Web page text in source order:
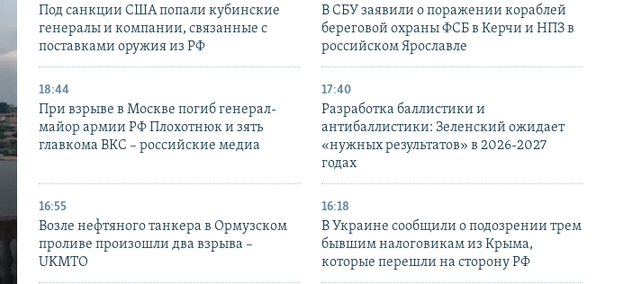
Под санкции США попали кубинские
генералы и компании, связанные с
поставками оружия из РФ
В СБУ заявили о поражении кораблей
береговой охраны ФСБ в Керчи и НПЗ в
российском Ярославле
18:44
При взрыве в Москве погиб генерал-
майор армии РФ Плохотнюк и зять
главкома ВКС – российские медиа
17:40
Разработка баллистики и
антибаллистики: Зеленский ожидает
«нужных результатов» в 2026-2027
годах
16:55
Возле нефтяного танкера в Ормузском
проливе произошли два взрыва –
UKMTO
16:18
В Украине сообщили о подозрении трем
бывшим налоговикам из Крыма,
которые перешли на сторону РФ